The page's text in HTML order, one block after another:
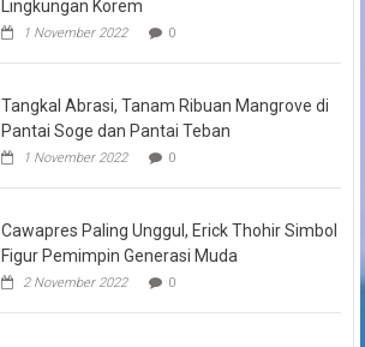
Lingkungan Korem
1 November 2022 0
Tangkal Abrasi, Tanam Ribuan Mangrove di
Pantai Soge dan Pantai Teban
1 November 2022 0
Cawapres Paling Unggul, Erick Thohir Simbol
Figur Pemimpin Generasi Muda
2 November 2022 0